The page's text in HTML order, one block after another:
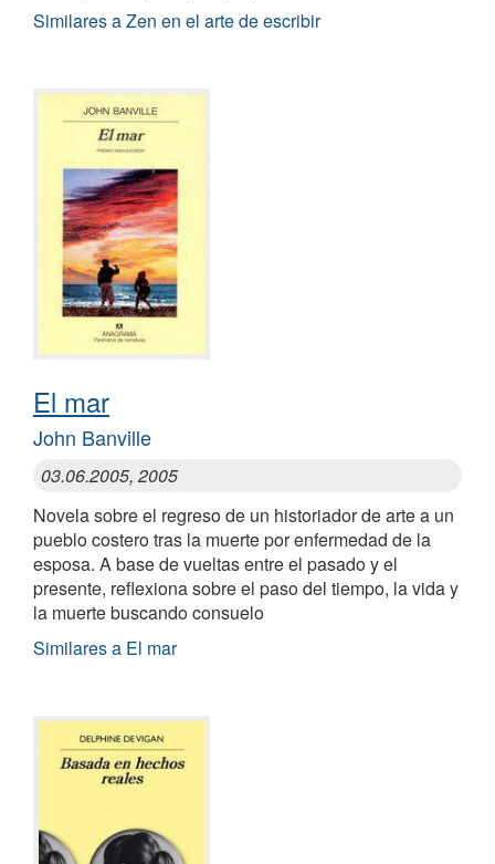
Similares a Zen en el arte de escribir
El mar
John Banville
03.06.2005, 2005
Novela sobre el regreso de un historiador de arte a un
pueblo costero tras la muerte por enfermedad de la
esposa. A base de vueltas entre el pasado y el
presente, reflexiona sobre el paso del tiempo, la vida y
la muerte buscando consuelo
Similares a El mar